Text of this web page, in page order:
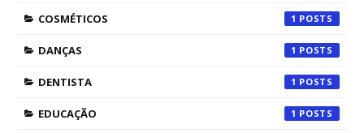
COSMÉTICOS 1
DANÇAS 1
DENTISTA 1
EDUCAÇÃO 1